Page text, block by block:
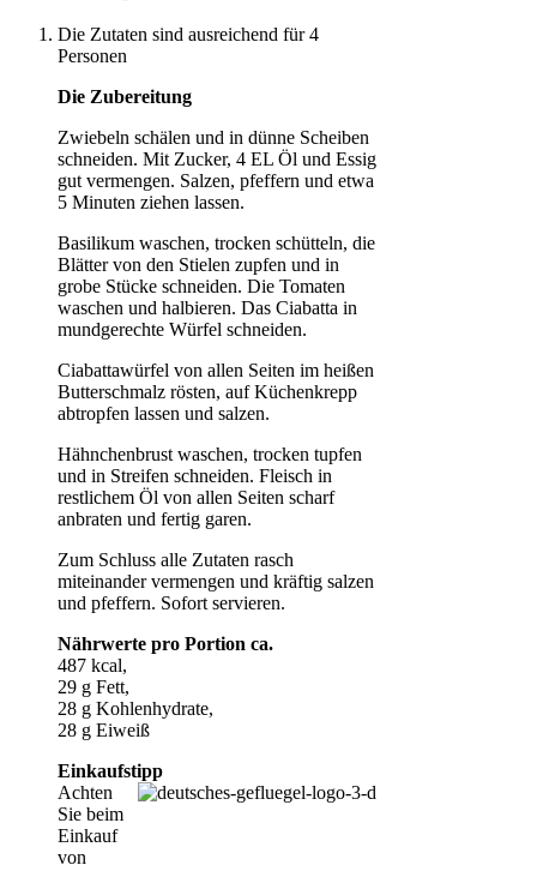
Die Zutaten sind ausreichend für 4
Personen
Die Zubereitung
Zwiebeln schälen und in dünne Scheiben
schneiden. Mit Zucker, 4 EL Öl und Essig
gut vermengen. Salzen, pfeffern und etwa
5 Minuten ziehen lassen.
Basilikum waschen, trocken schütteln, die
Blätter von den Stielen zupfen und in
grobe Stücke schneiden. Die Tomaten
waschen und halbieren. Das Ciabatta in
mundgerechte Würfel schneiden.
Ciabattawürfel von allen Seiten im heißen
Butterschmalz rösten, auf Küchenkrepp
abtropfen lassen und salzen.
Hähnchenbrust waschen, trocken tupfen
und in Streifen schneiden. Fleisch in
restlichem Öl von allen Seiten scharf
anbraten und fertig garen.
Zum Schluss alle Zutaten rasch
miteinander vermengen und kräftig salzen
und pfeffern. Sofort servieren.
Nährwerte pro Portion ca.
487 kcal,
29 g Fett,
28 g Kohlenhydrate,
28 g Eiweiß
Einkaufstipp
Achten
Sie beim
Einkauf
von